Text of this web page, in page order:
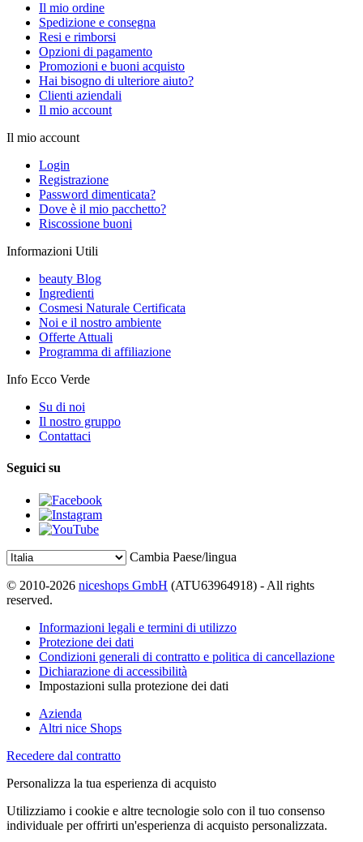
Il mio ordine
Spedizione e consegna
Resi e rimborsi
Opzioni di pagamento
Promozioni e buoni acquisto
Hai bisogno di ulteriore aiuto?
Clienti aziendali
Il mio account
Il mio account
Login
Registrazione
Password dimenticata?
Dove è il mio pacchetto?
Riscossione buoni
Informazioni Utili
beauty Blog
Ingredienti
Cosmesi Naturale Certificata
Noi e il nostro ambiente
Offerte Attuali
Programma di affiliazione
Info Ecco Verde
Su di noi
Il nostro gruppo
Contattaci
Seguici su
Cambia Paese/lingua
© 2010-2026 niceshops GmbH (ATU63964918) - All rights
reserved.
Informazioni legali e termini di utilizzo
Protezione dei dati
Condizioni generali di contratto e politica di cancellazione
Dichiarazione di accessibilità
Impostazioni sulla protezione dei dati
Azienda
Altri nice Shops
Recedere dal contratto
Personalizza la tua esperienza di acquisto
Utilizziamo i cookie e altre tecnologie solo con il tuo consenso
individuale per offrirti un'esperienza di acquisto personalizzata.